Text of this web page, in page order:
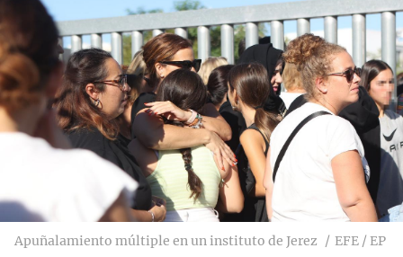
Apuñalamiento múltiple en un instituto de Jerez EFE / EP